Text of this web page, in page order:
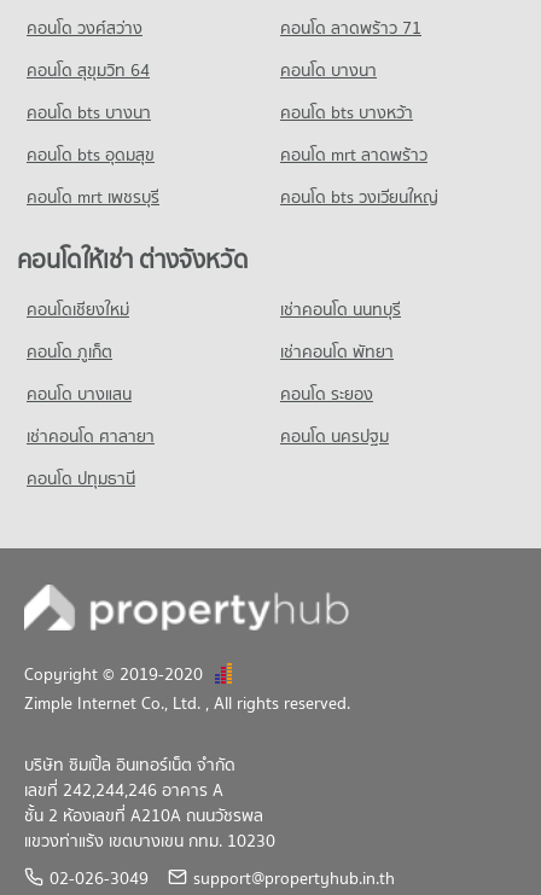
คอนโด วงศ์สว่าง
คอนโด ลาดพร้าว 71
คอนโด สุขุมวิท 64
คอนโด บางนา
คอนโด bts บางนา
คอนโด bts บางหว้า
คอนโด bts อุดมสุข
คอนโด mrt ลาดพร้าว
คอนโด mrt เพชรบุรี
คอนโด bts วงเวียนใหญ่
คอนโดให้เช่า ต่างจังหวัด
คอนโดเชียงใหม่
เช่าคอนโด นนทบุรี
คอนโด ภูเก็ต
เช่าคอนโด พัทยา
คอนโด บางแสน
คอนโด ระยอง
เช่าคอนโด ศาลายา
คอนโด นครปฐม
คอนโด ปทุมธานี
Copyright © 2019-2020
Zimple Internet Co., Ltd. , All rights reserved.
บริษัท ซิมเปิ้ล อินเทอร์เน็ต จำกัด
เลขที่ 242,244,246 อาคาร A
ชั้น 2 ห้องเลขที่ A210A ถนนวัชรพล
แขวงท่าแร้ง เขตบางเขน กทม. 10230
02-026-3049
support@propertyhub.in.th